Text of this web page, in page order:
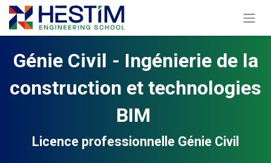
Génie Civil - Ingénierie de la
construction et technologies
BIM
Licence professionnelle Génie Civil